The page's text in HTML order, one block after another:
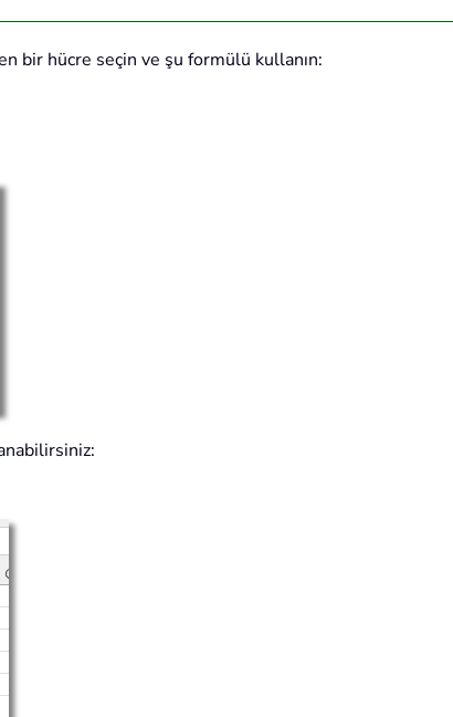
bir hücre seçin ve şu formülü kullanın: